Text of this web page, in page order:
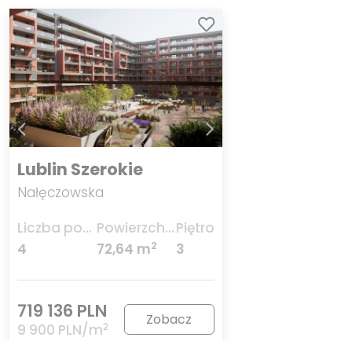
Lublin Szerokie
Nałęczowska
Liczba pokoi
4
Powierzchnia
72,64 m2
Piętro
3
719 136 PLN
9 900 PLN/m2 Zobacz